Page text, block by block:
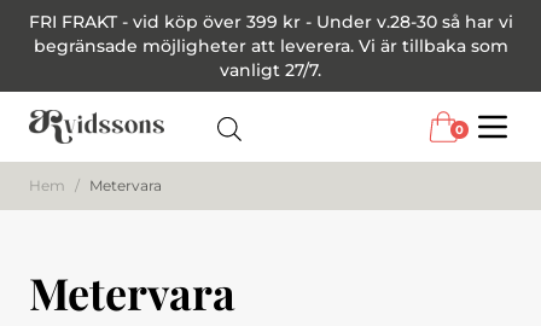
FRI FRAKT - vid köp över 399 kr - Under v.28-30 så har vi
begränsade möjligheter att leverera. Vi är tillbaka som
vanligt 27/7.
0
Hem / Metervara
Metervara